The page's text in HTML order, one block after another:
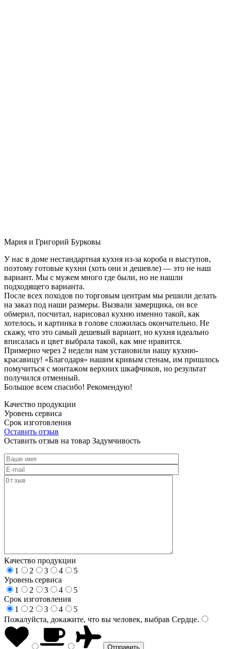
Мария и Григорий Бурковы
У нас в доме нестандартная кухня из-за короба и выступов,
поэтому готовые кухни (хоть они и дешевле) — это не наш
вариант. Мы с мужем много где были, но не нашли
подходящего варианта.
После всех походов по торговым центрам мы решили делать
на заказ под наши размеры. Вызвали замерщика, он все
обмерил, посчитал, нарисовал кухню именно такой, как
хотелось, и картинка в голове сложилась окончательно. Не
скажу, что это самый дешевый вариант, но кухня идеально
вписалась и цвет выбрала такой, как мне нравится.
Примерно через 2 недели нам установили нашу кухню-
красавицу! «Благодаря» нашим кривым стенам, им пришлось
помучиться с монтажом верхних шкафчиков, но результат
получился отменный.
Большое всем спасибо! Рекомендую!
Качество продукции
Уровень сервиса
Срок изготовления
Оставить отзыв
Оставить отзыв на товар Задумчивость
Качество продукции
1
2 3 4
5
Уровень сервиса
1
2 3 4
5
Срок изготовления
1
2 3 4
5
Пожалуйста, докажите, что вы человек, выбрав Сердце.